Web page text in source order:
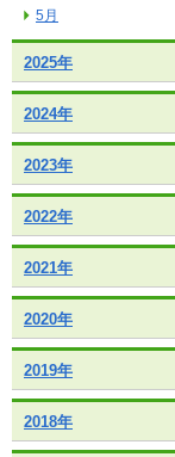
5月
2025年
2024年
2023年
2022年
2021年
2020年
2019年
2018年